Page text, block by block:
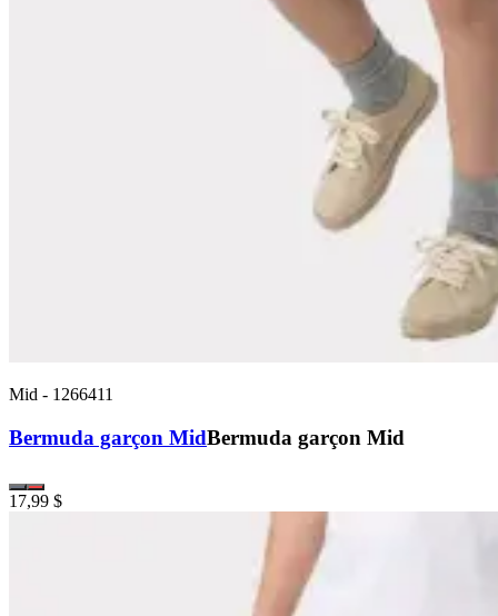
Mid - 1266411
Bermuda garçon MidBermuda garçon Mid
17,99 $